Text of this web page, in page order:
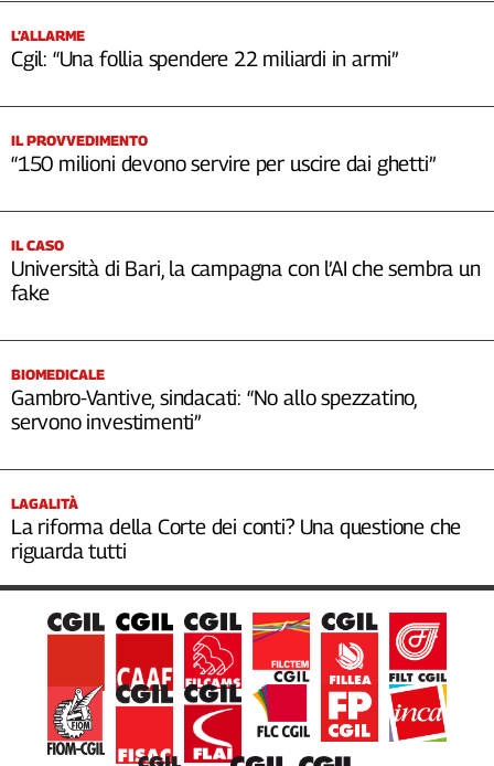
L’ALLARME
Cgil: “Una follia spendere 22 miliardi in armi”
IL PROVVEDIMENTO
“150 milioni devono servire per uscire dai ghetti”
IL CASO
Università di Bari, la campagna con l’AI che sembra un
fake
BIOMEDICALE
Gambro-Vantive, sindacati: “No allo spezzatino,
servono investimenti”
LAGALITÀ
La riforma della Corte dei conti? Una questione che
riguarda tutti